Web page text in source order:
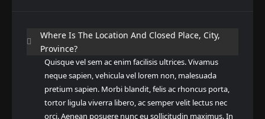
Where Is The Location And Closed Place, City,
Province?
Quisque vel sem ac enim facilisis ultrices. Vivamus
neque sapien, vehicula vel lorem non, malesuada
pretium sapien. Morbi blandit, felis ac rhoncus porta,
tortor ligula viverra libero, ac semper velit lectus nec
orci. Aenean posuere nunc eu sollicitudin maximus. In